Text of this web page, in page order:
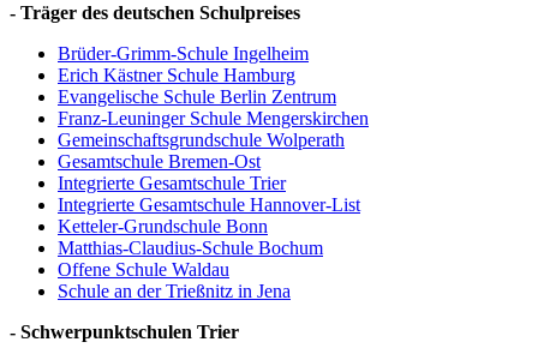
- Träger des deutschen Schulpreises
Brüder-Grimm-Schule Ingelheim
Erich Kästner Schule Hamburg
Evangelische Schule Berlin Zentrum
Franz-Leuninger Schule Mengerskirchen
Gemeinschaftsgrundschule Wolperath
Gesamtschule Bremen-Ost
Integrierte Gesamtschule Trier
Integrierte Gesamtschule Hannover-List
Ketteler-Grundschule Bonn
Matthias-Claudius-Schule Bochum
Offene Schule Waldau
Schule an der Trießnitz in Jena
- Schwerpunktschulen Trier